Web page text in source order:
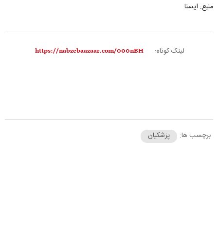
منبع: ایسنا
لینک کوتاه:
برچسب ها: پزشکیان